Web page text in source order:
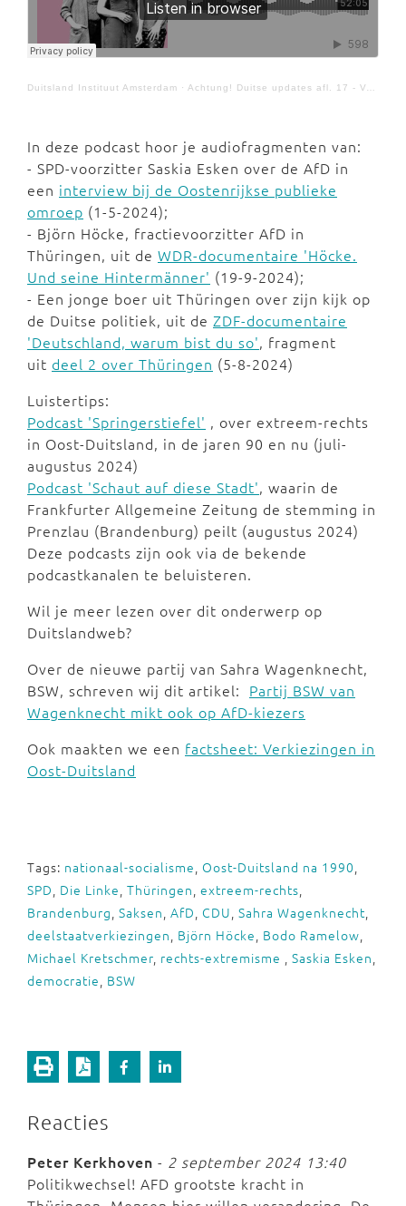
Duitsland Instituut Amsterdam · Achtung! Duitse updates afl. 17 - Verkiezingen Oost-Duitsland
In deze podcast hoor je audiofragmenten van:
- SPD-voorzitter Saskia Esken over de AfD in
een interview bij de Oostenrijkse publieke
omroep (1-5-2024);
- Björn Höcke, fractievoorzitter AfD in
Thüringen, uit de WDR-documentaire 'Höcke.
Und seine Hintermänner' (19-9-2024);
- Een jonge boer uit Thüringen over zijn kijk op
de Duitse politiek, uit de ZDF-documentaire
'Deutschland, warum bist du so', fragment
uit deel 2 over Thüringen (5-8-2024)
Luistertips:
Podcast 'Springerstiefel' , over extreem-rechts
in Oost-Duitsland, in de jaren 90 en nu (juli-
augustus 2024)
Podcast 'Schaut auf diese Stadt', waarin de
Frankfurter Allgemeine Zeitung de stemming in
Prenzlau (Brandenburg) peilt (augustus 2024)
Deze podcasts zijn ook via de bekende
podcastkanalen te beluisteren.
Wil je meer lezen over dit onderwerp op
Duitslandweb?
Over de nieuwe partij van Sahra Wagenknecht,
BSW, schreven wij dit artikel: Partij BSW van
Wagenknecht mikt ook op AfD-kiezers
Ook maakten we een factsheet: Verkiezingen in
Oost-Duitsland
Tags: nationaal-socialisme, Oost-Duitsland na 1990,
SPD, Die Linke, Thüringen, extreem-rechts,
Brandenburg, Saksen, AfD, CDU, Sahra Wagenknecht,
deelstaatverkiezingen, Björn Höcke, Bodo Ramelow,
Michael Kretschmer, rechts-extremisme , Saskia Esken,
democratie, BSW
Reacties
Peter Kerkhoven - 2 september 2024 13:40
Politikwechsel! AFD grootste kracht in